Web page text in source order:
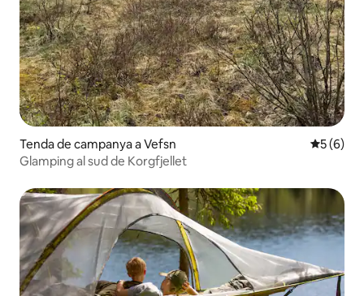
Tenda de campanya a Vefsn 5 de
5 (6)
Glamping al sud de Korgfjellet